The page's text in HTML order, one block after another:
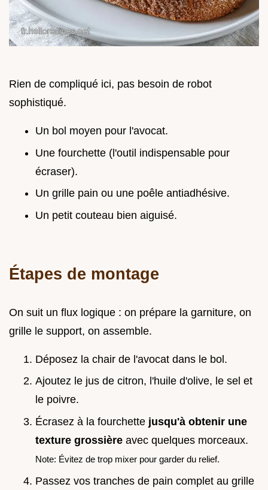
Rien de compliqué ici, pas besoin de robot
sophistiqué.
Un bol moyen pour l'avocat.
Une fourchette (l'outil indispensable pour
écraser).
Un grille pain ou une poêle antiadhésive.
Un petit couteau bien aiguisé.
Étapes de montage
On suit un flux logique : on prépare la garniture, on
grille le support, on assemble.
Déposez la chair de l'avocat dans le bol.
Ajoutez le jus de citron, l'huile d'olive, le sel et
le poivre.
Écrasez à la fourchette jusqu'à obtenir une
texture grossière avec quelques morceaux.
Note: Évitez de trop mixer pour garder du relief.
Passez vos tranches de pain complet au grille